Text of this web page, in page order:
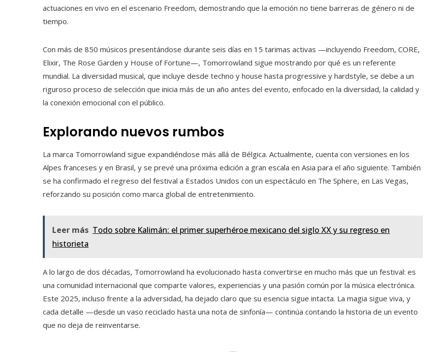
actuaciones en vivo en el escenario Freedom, demostrando que la emoción no tiene barreras de género ni de
tiempo.
Con más de 850 músicos presentándose durante seis días en 15 tarimas activas —incluyendo Freedom, CORE,
Elixir, The Rose Garden y House of Fortune—, Tomorrowland sigue mostrando por qué es un referente
mundial. La diversidad musical, que incluye desde techno y house hasta progressive y hardstyle, se debe a un
riguroso proceso de selección que inicia más de un año antes del evento, enfocado en la diversidad, la calidad y
la conexión emocional con el público.
Explorando nuevos rumbos
La marca Tomorrowland sigue expandiéndose más allá de Bélgica. Actualmente, cuenta con versiones en los
Alpes franceses y en Brasil, y se prevé una próxima edición a gran escala en Asia para el año siguiente. También
se ha confirmado el regreso del festival a Estados Unidos con un espectáculo en The Sphere, en Las Vegas,
reforzando su posición como marca global de entretenimiento.
Leer más Todo sobre Kalimán: el primer superhéroe mexicano del siglo XX y su regreso en
historieta
A lo largo de dos décadas, Tomorrowland ha evolucionado hasta convertirse en mucho más que un festival: es
una comunidad internacional que comparte valores, experiencias y una pasión común por la música electrónica.
Este 2025, incluso frente a la adversidad, ha dejado claro que su esencia sigue intacta. La magia sigue viva, y
cada detalle —desde un vaso reciclado hasta una nota de sinfonía— continúa contando la historia de un evento
que no deja de reinventarse.